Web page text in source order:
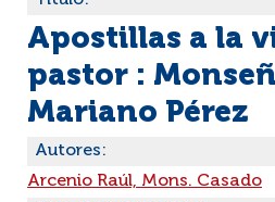
Apostillas a la
pastor :
Mariano Pérez
Autores:
Arcenio Raúl, Mons. Casado